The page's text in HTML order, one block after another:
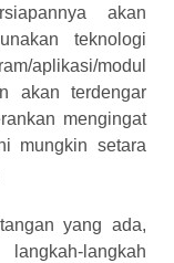
akan
teknologi
aplikasi/modul
akan terdengar
mengingat
mungkin setara
yang ada,
langkah